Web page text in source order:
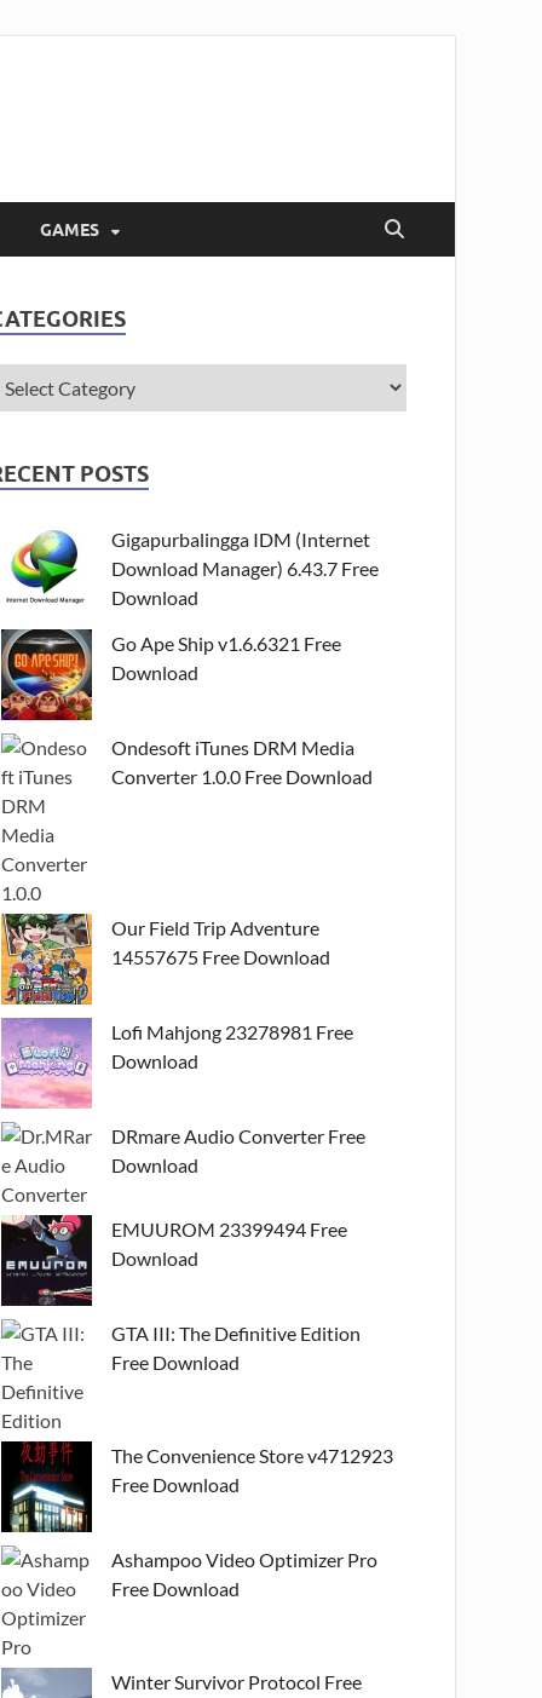
GAMES
POSTS
Gigapurbalingga IDM (Internet
Download Manager) 6.43.7 Free
Download
Go Ape Ship v1.6.6321 Free
Download
Ondesoft iTunes DRM Media
Converter 1.0.0 Free Download
Our Field Trip Adventure
14557675 Free Download
Lofi Mahjong 23278981 Free
Download
DRmare Audio Converter Free
Download
EMUUROM 23399494 Free
Download
GTA III: The Definitive Edition
Free Download
The Convenience Store v4712923
Free Download
Ashampoo Video Optimizer Pro
Free Download
Winter Survivor Protocol Free